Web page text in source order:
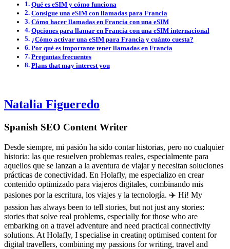
Qué es eSIM y cómo funciona
Consigue una eSIM con llamadas para Francia
Cómo hacer llamadas en Francia con una eSIM
Opciones para llamar en Francia con una eSIM internacional
¿Cómo activar una eSIM para Francia y cuánto cuesta?
Por qué es importante tener llamadas en Francia
Preguntas frecuentes
Plans that may interest you
Natalia Figueredo
Spanish SEO Content Writer
Desde siempre, mi pasión ha sido contar historias, pero no cualquier
historia: las que resuelven problemas reales, especialmente para
aquellos que se lanzan a la aventura de viajar y necesitan soluciones
prácticas de conectividad. En Holafly, me especializo en crear
contenido optimizado para viajeros digitales, combinando mis
pasiones por la escritura, los viajes y la tecnología. ✈️ Hi! My
passion has always been to tell stories, but not just any stories:
stories that solve real problems, especially for those who are
embarking on a travel adventure and need practical connectivity
solutions. At Holafly, I specialise in creating optimised content for
digital travellers, combining my passions for writing, travel and